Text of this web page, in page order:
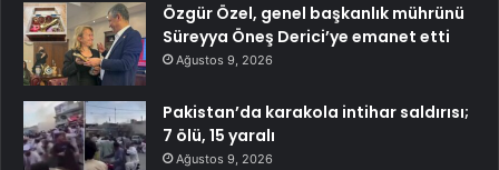
Özgür Özel, genel başkanlık mührünü
Süreyya Öneş Derici’ye emanet etti
Ağustos 9, 2026
Pakistan’da karakola intihar saldırısı;
7 ölü, 15 yaralı
Ağustos 9, 2026